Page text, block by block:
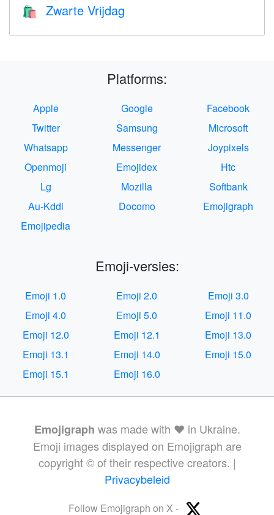
🛍 Zwarte Vrijdag
Platforms:
Apple Google
Facebook
Twitter
Samsung
Microsoft
Whatsapp
Messenger
Joypixels
Openmoji
Emojidex
Htc
Lg
Mozilla
Softbank
Au-Kddi
Docomo
Emojigraph
Emojipedia
Emoji-versies:
Emoji 1.0 Emoji 2.0
Emoji 3.0
Emoji 4.0
Emoji 5.0
Emoji 11.0
Emoji 12.0
Emoji 12.1
Emoji 13.0
Emoji 13.1
Emoji 14.0
Emoji 15.0
Emoji 15.1
Emoji 16.0
Emojigraph was made with ❤️ in Ukraine.
Emoji images displayed on Emojigraph are
copyright © of their respective creators. |
Privacybeleid
Follow Emojigraph on X -